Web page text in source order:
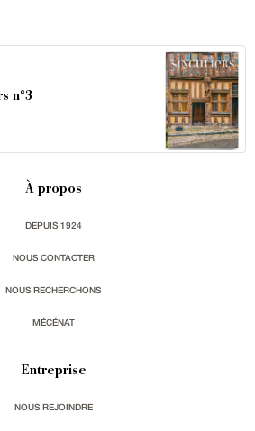
n°3
À propos
DEPUIS 1924
NOUS CONTACTER
NOUS RECHERCHONS
MÉCÉNAT
Entreprise
NOUS REJOINDRE